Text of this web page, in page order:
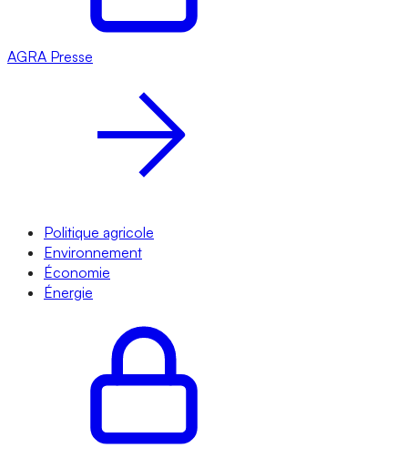
AGRA Presse
Politique agricole
Environnement
Économie
Énergie